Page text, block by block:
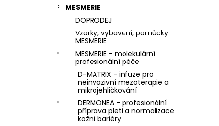
MESMERIE
DOPRODEJ
Vzorky, vybavení, pomůcky
MESMERIE
MESMERIE - molekulární
profesionální péče
D-MATRIX - infuze pro
neinvazivní mezoterapie a
mikrojehličkování
DERMONEA - profesionální
příprava pleti a normalizace
kožní bariéry